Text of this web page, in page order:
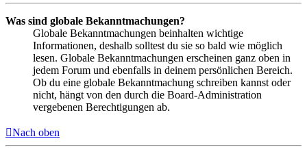
Was sind globale Bekanntmachungen?
Globale Bekanntmachungen beinhalten wichtige
Informationen, deshalb solltest du sie so bald wie möglich
lesen. Globale Bekanntmachungen erscheinen ganz oben in
jedem Forum und ebenfalls in deinem persönlichen Bereich.
Ob du eine globale Bekanntmachung schreiben kannst oder
nicht, hängt von den durch die Board-Administration
vergebenen Berechtigungen ab.
Nach oben